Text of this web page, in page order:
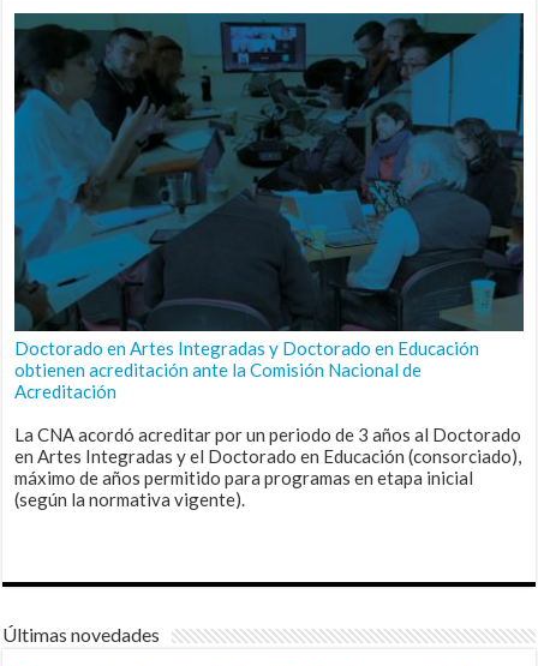
Doctorado en Artes Integradas y Doctorado en Educación
obtienen acreditación ante la Comisión Nacional de
Acreditación
La CNA acordó acreditar por un periodo de 3 años al Doctorado
en Artes Integradas y el Doctorado en Educación (consorciado),
máximo de años permitido para programas en etapa inicial
(según la normativa vigente).
Últimas novedades